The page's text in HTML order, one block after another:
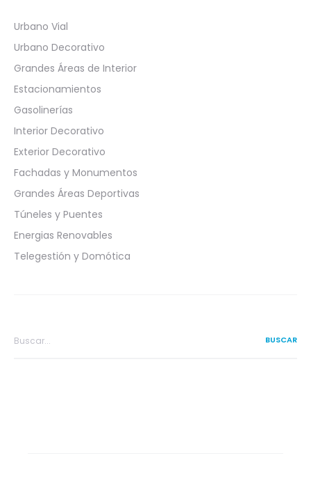
Urbano Vial
Urbano Decorativo
Grandes Áreas de Interior
Estacionamientos
Gasolinerías
Interior Decorativo
Exterior Decorativo
Fachadas y Monumentos
Grandes Áreas Deportivas
Túneles y Puentes
Energias Renovables
Telegestión y Domótica